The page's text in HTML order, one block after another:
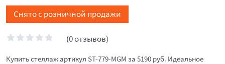
Снято с розничной продажи
(0 отзывов)
Купить стеллаж артикул ST-779-MGM за 5190 руб. Идеальное